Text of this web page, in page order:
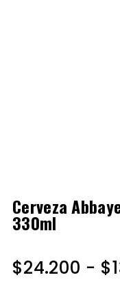
Cerveza
330ml
$24.200 - $